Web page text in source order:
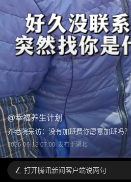
@幸福养生计划
养老院采访：没有加班费你愿意加班吗？
2026-06-13 07:00 发布于湖北
打开腾讯新闻客户端说两句